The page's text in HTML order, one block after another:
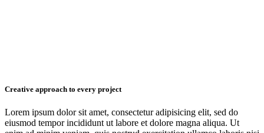
Creative approach to every project
Lorem ipsum dolor sit amet, consectetur adipisicing elit, sed do
eiusmod tempor incididunt ut labore et dolore magna aliqua. Ut